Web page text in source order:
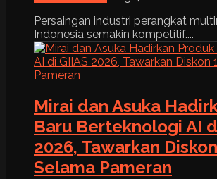
Persaingan industri perangkat
Indonesia semakin kompetitif....
Mirai dan Asuka
Baru Berteknologi AI
2026, Tawarkan
Selama Pameran